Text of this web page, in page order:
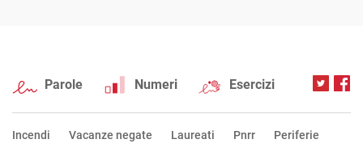
Parole Numeri Esercizi
Incendi Vacanze negate Laureati Pnrr Periferie